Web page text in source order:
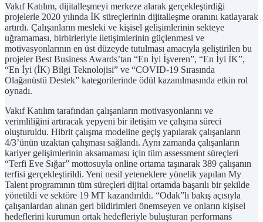
Vakıf Katılım, dijitalleşmeyi merkeze alarak gerçekleştirdiği
projelerle 2020 yılında İK süreçlerinin dijitalleşme oranını katlayarak
artırdı. Çalışanların mesleki ve kişisel gelişimlerinin sekteye
uğramaması, birbirleriyle iletişimlerinin güçlenmesi ve
motivasyonlarının en üst düzeyde tutulması amacıyla geliştirilen bu
projeler Best Business Awards’tan “En İyi İşveren”, “En İyi İK”,
“En İyi (İK) Bilgi Teknolojisi” ve “COVID-19 Sırasında
Olağanüstü Destek” kategorilerinde ödül kazanılmasında etkin rol
oynadı.
Vakıf Katılım tarafından çalışanların motivasyonlarını ve
verimliliğini artıracak yepyeni bir iletişim ve çalışma süreci
oluşturuldu. Hibrit çalışma modeline geçiş yapılarak çalışanların
4/3’ünün uzaktan çalışması sağlandı. Aynı zamanda çalışanların
kariyer gelişimlerinin aksamaması için tüm assessment süreçleri
“Terfi Eve Sığar” mottosuyla online ortama taşınarak 389 çalışanın
terfisi gerçekleştirildi. Yeni nesil yeteneklere yönelik yapılan My
Talent programının tüm süreçleri dijital ortamda başarılı bir şekilde
yönetildi ve sektöre 19 MT kazandırıldı. “Odak”lı bakış açısıyla
çalışanlardan alınan geri bildirimleri önemseyen ve onların kişisel
hedeflerini kurumun ortak hedefleriyle buluşturan performans